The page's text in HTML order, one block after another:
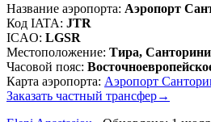
Название аэропорта: Аэропорт
Код IATA: JTR
ICAO: LGSR
Местоположение: Тира,
Часовой пояс:
Карта аэропорта: Аэропорт
Заказать частный трансфер→